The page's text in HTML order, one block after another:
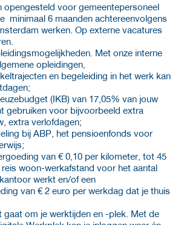
opengesteld voor gemeentepersoneel
minimaal 6 maanden achtereenvolgens
werken. Op externe vacatures
Met onze interne
opleidingen,
en begeleiding in het werk kan
(IKB) van 17,05% van jouw
gebruiken voor bijvoorbeeld extra
extra verlofdagen;
bij ABP, het pensioenfonds voor
van € 0,10 per kilometer, tot 45
woon-werkafstand voor het aantal
werkt en/of een
van € 2 euro per werkdag dat je thuis
gaat om je werktijden en -plek. Met de